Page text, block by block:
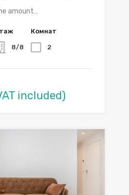
amount…
8/8
Комнат
2
included)